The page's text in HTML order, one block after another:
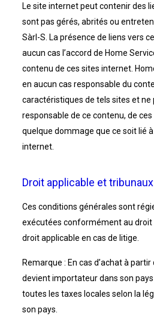
Le site internet peut contenir des
sont pas gérés, abrités ou
Sàrl-S. La présence de liens vers
aucun cas l’accord de Home
contenu de ces sites internet.
en aucun cas responsable du
caractéristiques de tels sites et ne
responsable de ce contenu, de
quelque dommage que ce soit lié
internet.
Droit applicable et
Ces conditions générales sont
exécutées conformément au droit
droit applicable en cas de litige.
Remarque : En cas d’achat à
devient importateur dans son
toutes les taxes locales selon la
son pays.